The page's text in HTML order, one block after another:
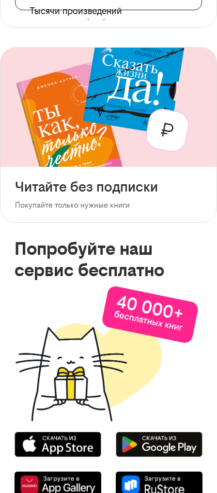
Тысячи произведений
с доступом офлайн
Читайте без подписки
Покупайте только нужные книги
Попробуйте наш
сервис бесплатно